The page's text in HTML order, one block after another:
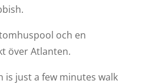
och en
över Atlanten.
is just a few minutes walk